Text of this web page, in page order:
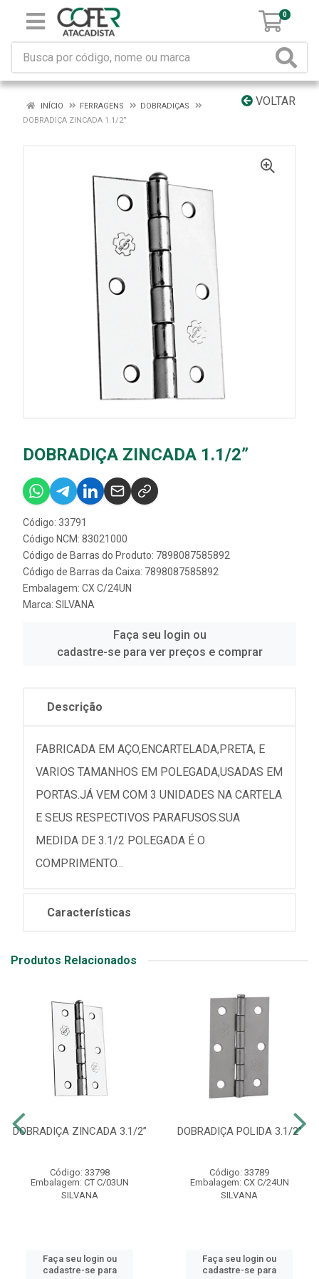
0
VOLTAR
INÍCIO FERRAGENS
DOBRADIÇAS
DOBRADIÇA ZINCADA 1.1/2”
DOBRADIÇA ZINCADA 1.1/2”
Código: 33791
Código NCM: 83021000
Código de Barras do Produto: 7898087585892
Código de Barras da Caixa: 7898087585892
Embalagem: CX C/24UN
Marca: SILVANA
Faça seu login ou
cadastre-se para ver preços e comprar
Descrição
FABRICADA EM AÇO,ENCARTELADA,PRETA, E
VARIOS TAMANHOS EM POLEGADA,USADAS EM
PORTAS.JÁ VEM COM 3 UNIDADES NA CARTELA
E SEUS RESPECTIVOS PARAFUSOS.SUA
MEDIDA DE 3.1/2 POLEGADA É O
COMPRIMENTO...
Características
Produtos Relacionados
DOBRADIÇA ZINCADA 3.1/2”
Código: 33798
Embalagem: CT C/03UN
SILVANA
Faça seu login ou
cadastre-se para
DOBRADIÇA POLIDA 3.1/2”
Código: 33789
Embalagem: CX C/24UN
SILVANA
Faça seu login ou
cadastre-se para